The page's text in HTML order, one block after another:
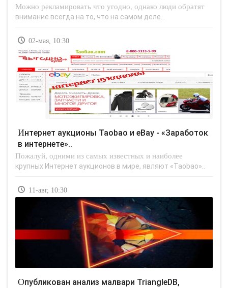
Можно рекламировать что угодно, однако люди обратят
внимание всегда на то, что на самом деле..
02-мая, 10:30
Интернет аукционы Taobao и eBay - «Заработок
в интернете»..
Пожалуй, одними из самых известных и наиболее
крупных Интернет аукционов в мире, являют «Taobao»..
11-авг, 10:30
Опубликован анализ малвари TriangleDB,